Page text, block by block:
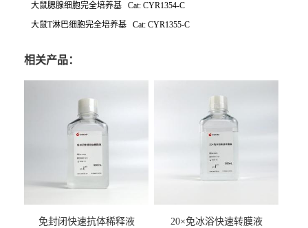
大鼠腮腺细胞完全培养基 Cat: CYR1354-C
大鼠T淋巴细胞完全培养基 Cat: CYR1355-C
相关产品：
免封闭快速抗体稀释液 20×免冰浴快速转膜液